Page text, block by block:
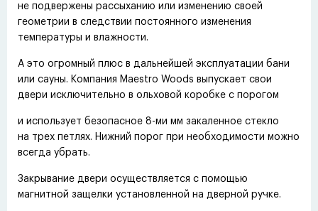
не подвержены рассыханию или изменению своей
геометрии в следствии постоянного изменения
температуры и влажности.
А это огромный плюс в дальнейшей эксплуатации бани
или сауны. Компания Maestro Woods выпускает свои
двери исключительно в ольховой коробке с порогом
и использует безопасное 8-ми мм закаленное стекло
на трех петлях. Нижний порог при необходимости можно
всегда убрать.
Закрывание двери осуществляется с помощью
магнитной защелки установленной на дверной ручке.